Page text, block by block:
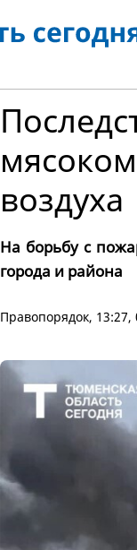
воздуха
На борьбу с
города и района
Правопорядок, 13:27,